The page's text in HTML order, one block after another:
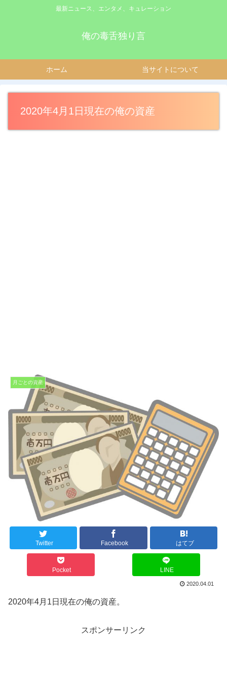
最新ニュース、エンタメ、キュレーション
俺の毒舌独り言
ホーム 当サイトについて
2020年4月1日現在の俺の資産
月ごとの資産
Twitter Facebook はてブ
Pocket LINE
2020.04.01
2020年4月1日現在の俺の資産。
スポンサーリンク